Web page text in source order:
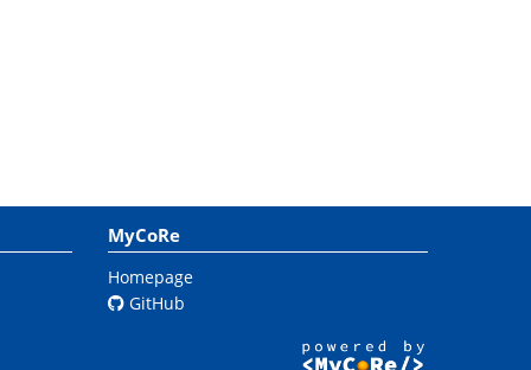
MyCoRe
Homepage
GitHub